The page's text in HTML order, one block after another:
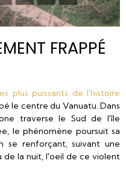
FRAPPÉ
plus puissants de l'histoire
le centre du Vanuatu. Dans
traverse le Sud de l'île
le phénomène poursuit sa
renforçant, suivant une
de la nuit, l'oeil de ce violent